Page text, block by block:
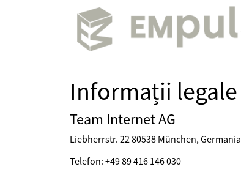
Informații legale
Team Internet AG
Liebherrstr. 22 80538 München, Germania
Telefon: +49 89 416 146 030